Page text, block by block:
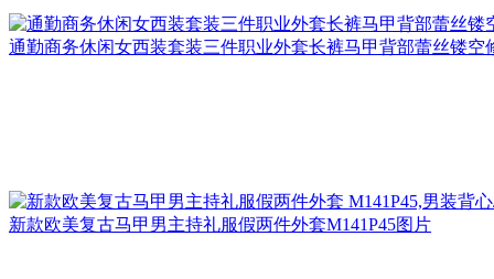
通勤商务休闲女西装套装三件职业外套长裤马甲背部蕾丝镂空
新款欧美复古马甲男主持礼服假两件外套M141P45图片